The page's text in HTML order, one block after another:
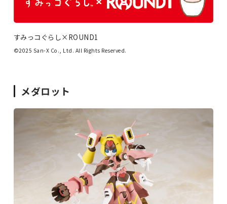
すみっコぐらし×ROUND1
©2025 San-X Co., Ltd. All Rights Reserved.
メダロット